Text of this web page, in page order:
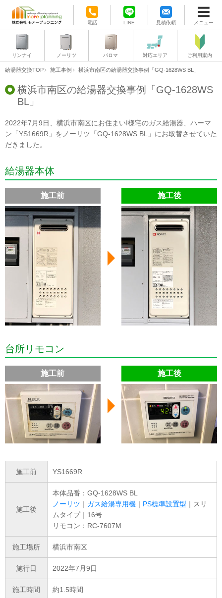
電話 LINE 見積依頼 メニュー
リンナイ ノーリツ パロマ 対応エリア ご利用案内
給湯器交換TOP 施工事例 横浜市南区の給湯器交換事例「GQ-1628WS BL」
横浜市南区の給湯器交換事例「GQ-1628WS
BL」
2022年7月9日、横浜市南区にお住まいI様宅のガス給湯器、ハーマ
ン「YS1669R」をノーリツ「GQ-1628WS BL」にお取替させていた
だきました。
給湯器本体
施工前 施工後
台所リモコン
施工前 施工後
施工前 YS1669R
施工後
本体品番：GQ-1628WS BL
ノーリツ ｜ ガス給湯専用機 ｜ PS標準設置型 ｜スリ
ムタイプ｜16号
リモコン：RC-7607M
施工場所 横浜市南区
施行日 2022年7月9日
施工時間 約1.5時間